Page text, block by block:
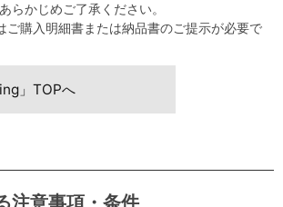
らかじめご了承ください。
ご購入明細書または納品書のご提示が必要で
ing」TOPへ